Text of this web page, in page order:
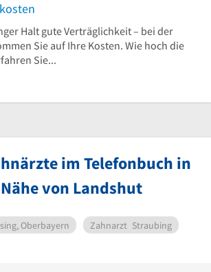
Halt gute Verträglichkeit – bei der
Sie auf Ihre Kosten. Wie hoch die
Sie...
im Telefonbuch in
von Landshut
Oberbayern Zahnarzt Straubing